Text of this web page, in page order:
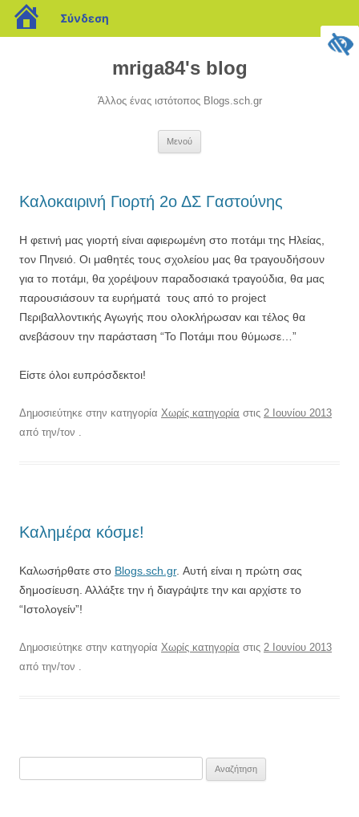
blogs.sch.gr
Σύνδεση
mriga84's blog
Άλλος ένας ιστότοπος Blogs.sch.gr
Μενού
Καλοκαιρινή Γιορτή 2ο ΔΣ Γαστούνης
Η φετινή μας γιορτή είναι αφιερωμένη στο ποτάμι της Ηλείας,
τον Πηνειό. Οι μαθητές τους σχολείου μας θα τραγουδήσουν
για το ποτάμι, θα χορέψουν παραδοσιακά τραγούδια, θα μας
παρουσιάσουν τα ευρήματά τους από το project
Περιβαλλοντικής Αγωγής που ολοκλήρωσαν και τέλος θα
ανεβάσουν την παράσταση “Το Ποτάμι που θύμωσε…”
Είστε όλοι ευπρόσδεκτοι!
Δημοσιεύτηκε στην κατηγορία Χωρίς κατηγορία στις 2 Ιουνίου 2013
από την/τον .
Καλημέρα κόσμε!
Καλωσήρθατε στο Blogs.sch.gr. Αυτή είναι η πρώτη σας
δημοσίευση. Αλλάξτε την ή διαγράψτε την και αρχίστε το
“Ιστολογείν”!
Δημοσιεύτηκε στην κατηγορία Χωρίς κατηγορία στις 2 Ιουνίου 2013
από την/τον .